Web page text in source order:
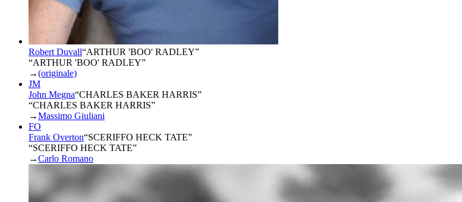
Robert Duvall“ARTHUR 'BOO' RADLEY”
“ARTHUR 'BOO' RADLEY”
→(originale)
JM
John Megna“CHARLES BAKER HARRIS”
“CHARLES BAKER HARRIS”
→Massimo Giuliani
FO
Frank Overton“SCERIFFO HECK TATE”
“SCERIFFO HECK TATE”
→Carlo Romano